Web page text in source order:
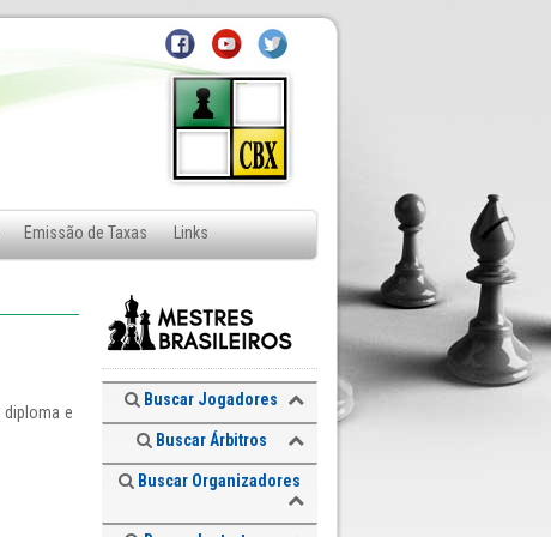
Emissão de Taxas Links
diploma e
Buscar Jogadores
Buscar Árbitros
Buscar Organizadores